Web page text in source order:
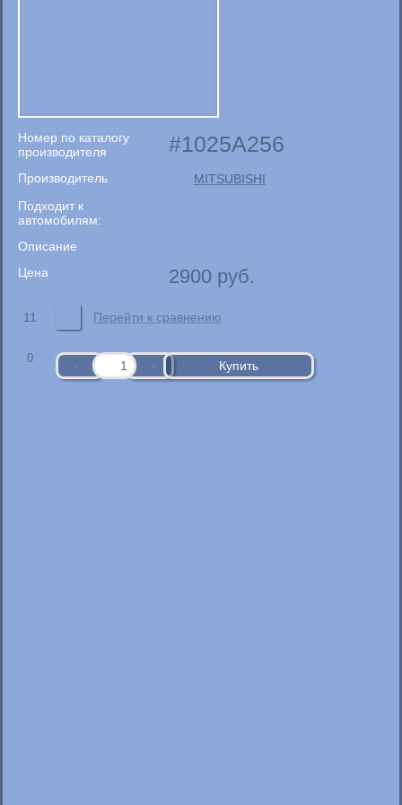
Номер по каталогу
производителя
1025A256
Производитель
MITSUBISHI
Подходит к
автомобилям:
Описание
Цена
2900руб.
11 Перейти к сравнению
0